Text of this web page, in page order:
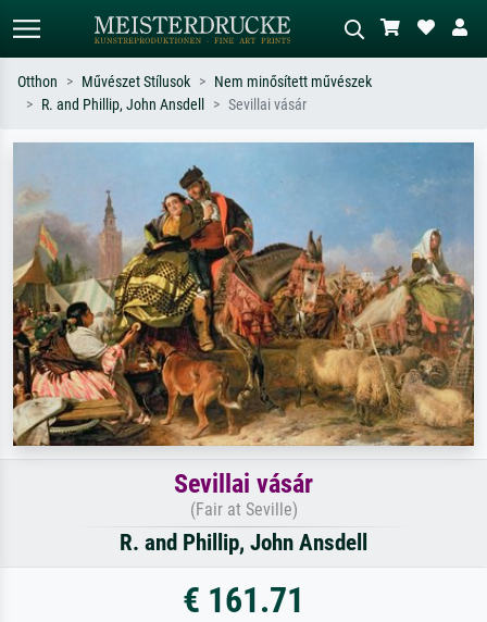
szerint – pl. Monet, Csillagos éj,
impresszionizmus, Hokusai-hullám,
akt.
piros absztrakt, sötét olajkép, álló akt
Otthon Művészet Stílusok
Nem minősített művészek
R. and Phillip, John Ansdell
Sevillai vásár
Sevillai vásár
(Fair at Seville)
R. and Phillip, John Ansdell
€ 161.71